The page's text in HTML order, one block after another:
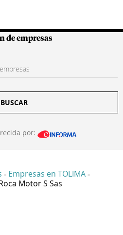
Colombianas
de empresas
BUSCAR
por:
- Empresas en TOLIMA -
Motor S Sas